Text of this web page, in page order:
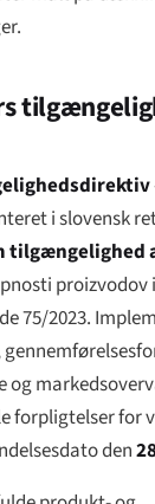
i slovensk
tilgængelighed
75/2023.
og
forpligtelser for
den